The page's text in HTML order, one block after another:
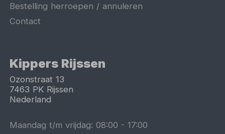
Bestelling herroepen / annuleren
Contact
Kippers Rijssen
Ozonstraat 13
7463 PK Rijssen
Nederland
Maandag t/m vrijdag:08:00 -17:00